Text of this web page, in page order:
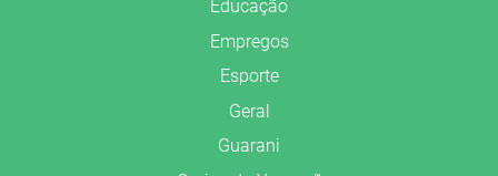
Educação
Empregos
Esporte
Geral
Guarani